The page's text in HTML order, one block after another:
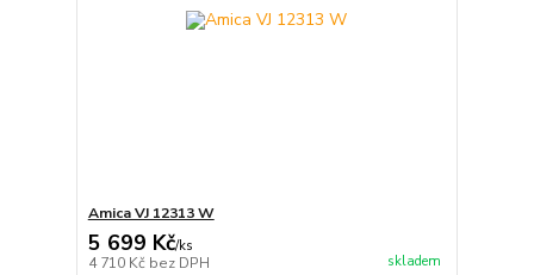
Amica VJ 12313 W
5 699 Kč/ks
4 710 Kč bez DPH skladem